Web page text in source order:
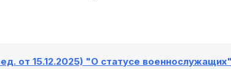
от 15.12.2025) "О статусе военнослужащих"